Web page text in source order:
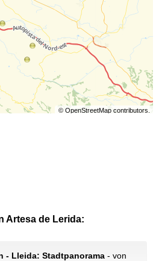
© OpenStreetMapcontributors.
Artesa de Lerida:
- Lleida: Stadtpanorama - von